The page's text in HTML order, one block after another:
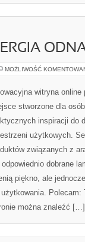
MOŻLIWOŚĆ
witryna
stworzone dla
inspiracji do
użytkowych.
związanych z
odpowiednio dobrane
piękno, ale
Polecam:
można znaleźć […]